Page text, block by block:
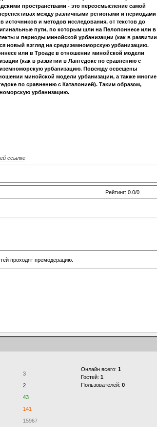
пространствами - это переосмысление самой
между различными регионами и периодами
источников и методов исследования, от текстов до
пути, по которым шли на Пелопоннесе или в
и периоды минойской урбанизации (как в развитии
новый взгляд на средиземноморскую урбанизацию.
или в Троаде в отношении минойской модели
(как в развитии в Лангедоке по сравнению с
урбанизацию. Повсюду освещены
минойской модели урбанизации, а также многие
по сравнению с Каталонией). Таким образом,
урбанизацию.
ссылке
Рейтинг: 0.0/0
проходят премодерацию.
3
2
43
141
15967
Онлайн всего: 1
Гостей: 1
Пользователей: 0